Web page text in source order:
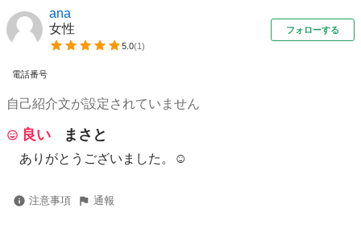
ana
女性
5.0(1)
フォローする
電話番号
自己紹介文が設定されていません
良い まさと
ありがとうございました。☺️
注意事項 通報